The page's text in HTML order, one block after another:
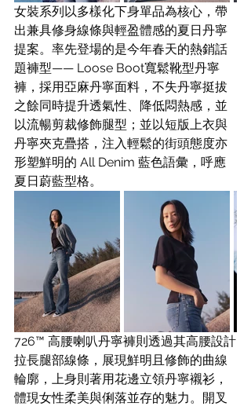
女裝系列以多樣化下身單品為核心，帶
出兼具修身線條與輕盈體感的夏日丹寧
提案。率先登場的是今年春天的熱銷話
題褲型—— Loose Boot寬鬆靴型丹寧
褲，採用亞麻丹寧面料，不失丹寧挺拔
之餘同時提升透氣性、降低悶熱感，並
以流暢剪裁修飾腿型；並以短版上衣與
丹寧夾克疊搭，注入輕鬆的街頭態度亦
形塑鮮明的 All Denim 藍色語彙，呼應
夏日蔚藍型格。
726™ 高腰喇叭丹寧褲則透過其高腰設計
拉長腿部線條，展現鮮明且修飾的曲線
輪廓，上身則著用花邊立領丹寧襯衫，
體現女性柔美與俐落並存的魅力。開叉